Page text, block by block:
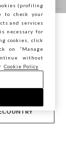
Cap. Soc.
(profiling
to check your
and services
necessary for
cookies, click
on “Manage
without
Cookie Policy